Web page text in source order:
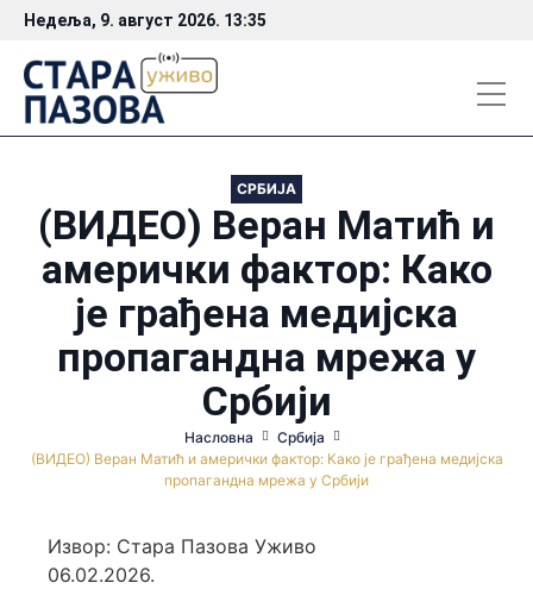
Недеља, 9. август 2026. 13:35
СРБИЈА
(ВИДЕО) Веран Матић и
амерички фактор: Како
је грађена медијска
пропагандна мрежа у
Србији
Насловна
Србија
(ВИДЕО) Веран Матић и амерички фактор: Како је грађена медијска
пропагандна мрежа у Србији
Извор: Стара Пазова Уживо
06.02.2026.